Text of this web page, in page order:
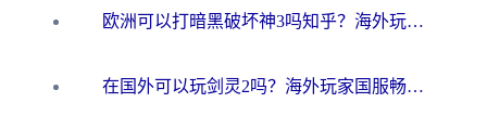
欧洲可以打暗黑破坏神3吗知乎？海外玩家国服游戏加速终极指南
在国外可以玩剑灵2吗？海外玩家国服畅玩终极指南（附永恒之塔明日方舟加速方案）